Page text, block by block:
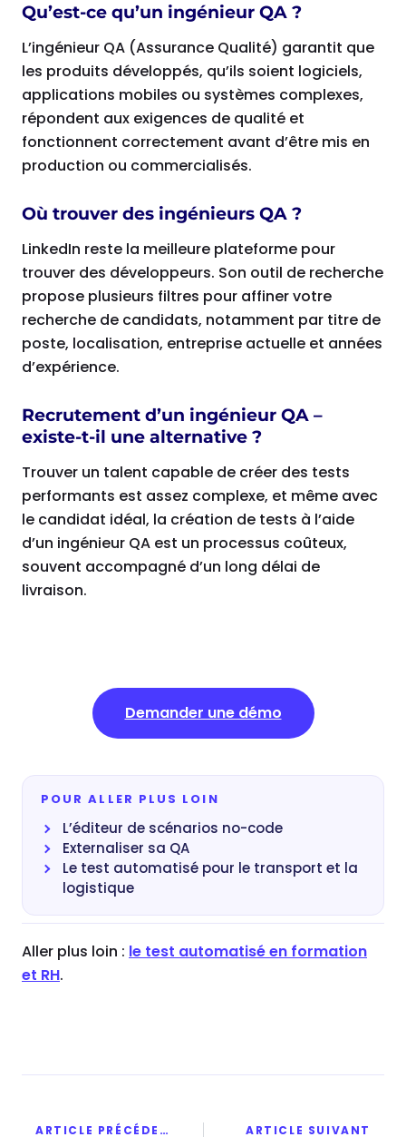
Qu’est-ce qu’un ingénieur QA ?
L’ingénieur QA (Assurance Qualité) garantit que
les produits développés, qu’ils soient logiciels,
applications mobiles ou systèmes complexes,
répondent aux exigences de qualité et
fonctionnent correctement avant d’être mis en
production ou commercialisés.
Où trouver des ingénieurs QA ?
LinkedIn reste la meilleure plateforme pour
trouver des développeurs. Son outil de recherche
propose plusieurs filtres pour affiner votre
recherche de candidats, notamment par titre de
poste, localisation, entreprise actuelle et années
d’expérience.
Recrutement d’un ingénieur QA –
existe-t-il une alternative ?
Trouver un talent capable de créer des tests
performants est assez complexe, et même avec
le candidat idéal, la création de tests à l’aide
d’un ingénieur QA est un processus coûteux,
souvent accompagné d’un long délai de
livraison.
Demander une démo
POUR ALLER PLUS LOIN
L’éditeur de scénarios no-code
Externaliser sa QA
Le test automatisé pour le transport et la
logistique
Aller plus loin : le test automatisé en formation
et RH.
ARTICLE PRÉCÉDENT ARTICLE SUIVANT